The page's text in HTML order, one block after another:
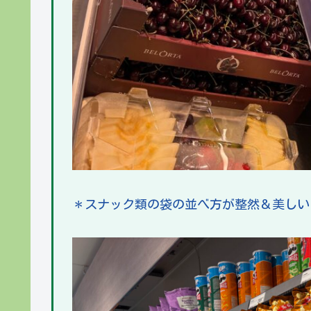
＊スナック類の袋の並べ方が整然＆美し